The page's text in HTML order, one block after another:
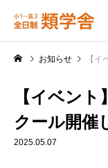
お知らせ 【
【イベン
クール開催
2025.05.07